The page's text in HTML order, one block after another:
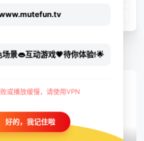
10集 第11集
景👄互动游戏💗待你体验!🌟
或播放缓慢，请使用VPN
好的，我记住啦